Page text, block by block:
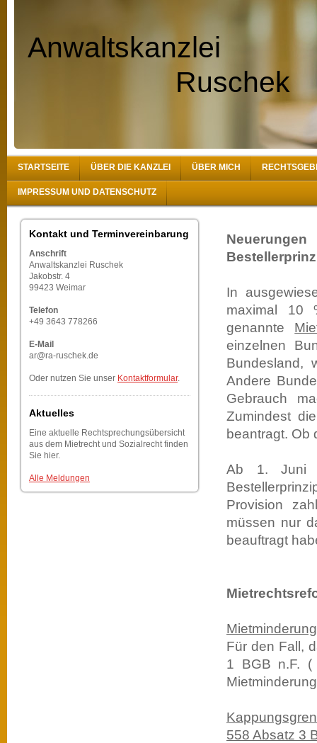
Anwaltskanzlei
Ruschek
STARTSEITE ÜBER DIE KANZLEI ÜBER MICH
IMPRESSUM UND DATENSCHUTZ
Kontakt und Terminvereinbarung
Anschrift
Anwaltskanzlei Ruschek
Jakobstr. 4
99423 Weimar
Telefon
+49 3643 778266
E-Mail
ar@ra-ruschek.de
Oder nutzen Sie unser Kontaktformular.
Aktuelles
Eine aktuelle Rechtsprechungsübersicht
aus dem Mietrecht und Sozialrecht finden
Sie hier.
Alle Meldungen
In
maximal 10
genannte
einzelnen
Bundesland,
Andere
Gebrauch
Zumindest
beantragt. Ob
Ab 1.
Provision
müssen nur
beauftragt
Für den Fall,
1 BGB n.F. (
558 Absatz 3